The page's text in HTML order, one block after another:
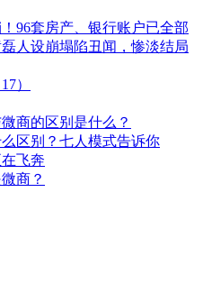
96套房产、银行账户已全部
人设崩塌陷丑闻，惨淡结局
）
商的区别是什么？
区别？七人模式告诉你
飞奔
商？